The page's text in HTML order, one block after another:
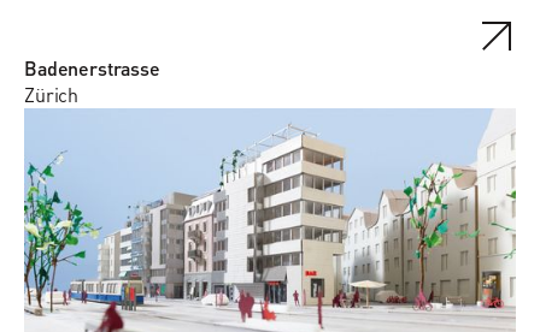
Badenerstrasse
Zürich